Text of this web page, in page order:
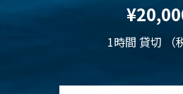
1時間 貸切 （